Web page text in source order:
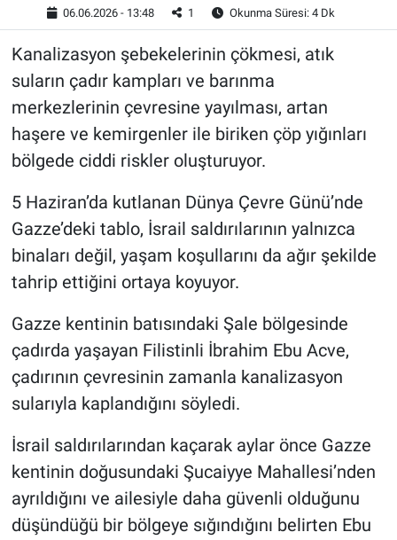
06.06.2026 - 13:48 1 Okunma Süresi: 4 Dk
Kanalizasyon şebekelerinin çökmesi, atık
suların çadır kampları ve barınma
merkezlerinin çevresine yayılması, artan
haşere ve kemirgenler ile biriken çöp yığınları
bölgede ciddi riskler oluşturuyor.
5 Haziran’da kutlanan Dünya Çevre Günü’nde
Gazze’deki tablo, İsrail saldırılarının yalnızca
binaları değil, yaşam koşullarını da ağır şekilde
tahrip ettiğini ortaya koyuyor.
Gazze kentinin batısındaki Şale bölgesinde
çadırda yaşayan Filistinli İbrahim Ebu Acve,
çadırının çevresinin zamanla kanalizasyon
sularıyla kaplandığını söyledi.
İsrail saldırılarından kaçarak aylar önce Gazze
kentinin doğusundaki Şucaiyye Mahallesi’nden
ayrıldığını ve ailesiyle daha güvenli olduğunu
düşündüğü bir bölgeye sığındığını belirten Ebu